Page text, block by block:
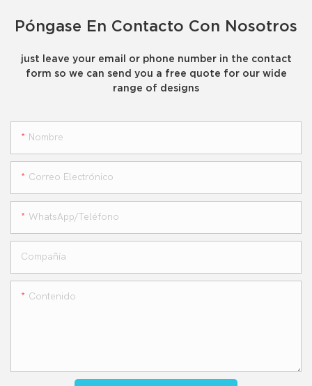
Póngase En Contacto Con Nosotros
just leave your email or phone number in the contact
form so we can send you a free quote for our wide
range of designs
Nombre
Correo Electrónico
WhatsApp/teléfono
Compañía
Contenido